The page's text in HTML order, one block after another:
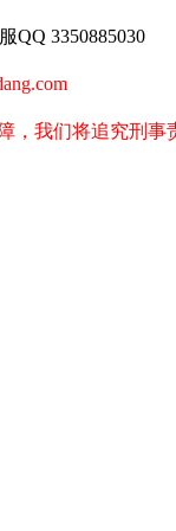
QQ 3350885030
，我们将追究刑事